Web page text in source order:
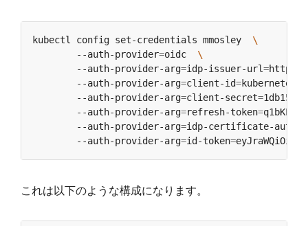
kubectl config set-credentials mmosley
        --auth-provider
=oidc
        --auth-provider-arg
=idp-issuer-url=
        --auth-provider-arg
=client-id=kubernetes
        --auth-provider-arg
=client-secret=
        --auth-provider-arg
=refresh-token=
        --auth-provider-arg
=idp-certificate-
        --auth-provider-arg
=id-token=
これは以下のような構成になります。